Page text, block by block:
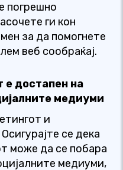
погрешно
ги кон
за да помогнете
веб сообраќај.
е достапен на
медиуми
и
се дека
може да се побара
медиуми,